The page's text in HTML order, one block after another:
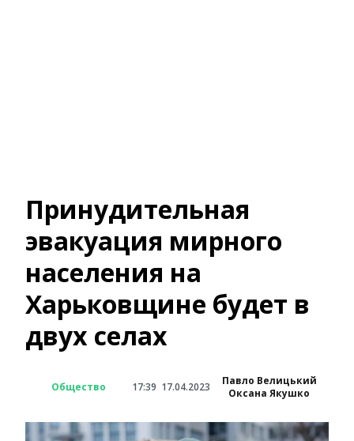
Принудительная
эвакуация мирного
населения на
Харьковщине будет в
двух селах
Общество 17:39 17.04.2023
Павло Велицький
Оксана Якушко